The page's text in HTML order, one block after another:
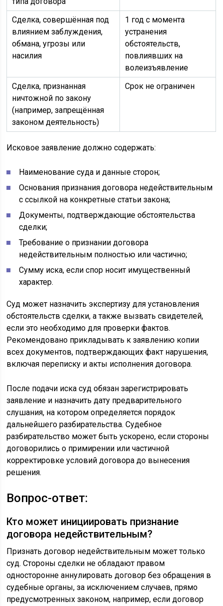
Сделка, совершённая под
влиянием заблуждения,
обмана, угрозы или
насилия
1 год с момента
устранения
обстоятельств,
повлиявших на
волеизъявление
Сделка, признанная
ничтожной по закону
(например, запрещённая
законом деятельность)
Срок не ограничен
Исковое заявление должно содержать:
Наименование суда и данные сторон;
Основания признания договора недействительным
с ссылкой на конкретные статьи закона;
Документы, подтверждающие обстоятельства
сделки;
Требование о признании договора
недействительным полностью или частично;
Сумму иска, если спор носит имущественный
характер.
Суд может назначить экспертизу для установления
обстоятельств сделки, а также вызвать свидетелей,
если это необходимо для проверки фактов.
Рекомендовано прикладывать к заявлению копии
всех документов, подтверждающих факт нарушения,
включая переписку и акты исполнения договора.
После подачи иска суд обязан зарегистрировать
заявление и назначить дату предварительного
слушания, на котором определяется порядок
дальнейшего разбирательства. Судебное
разбирательство может быть ускорено, если стороны
договорились о примирении или частичной
корректировке условий договора до вынесения
решения.
Вопрос-ответ:
Кто может инициировать признание
договора недействительным?
Признать договор недействительным может только
суд. Стороны сделки не обладают правом
односторонне аннулировать договор без обращения в
судебные органы, за исключением случаев, прямо
предусмотренных законом, например, если договор